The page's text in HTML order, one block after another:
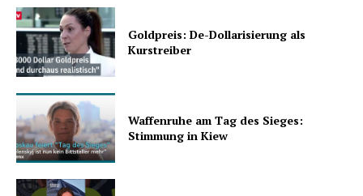
Goldpreis: De-Dollarisierung als
Kurstreiber
Waffenruhe am Tag des Sieges:
Stimmung in Kiew